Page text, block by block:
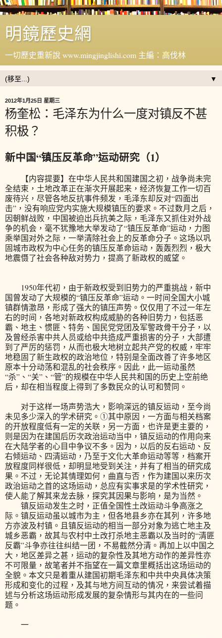
明鏡歷史網
一切歷史重新說 www.mingjinglishi.com 主編：高伐林
▼
2012年1月25日 星期三
杨奎松：毛泽东为什么一度对镇反不甚
积极？
新中国“镇压反革命”运动研究（1）
【内容提要】在中华人民共和国建国之初，战争尚未完
全结束，土地改革正在渐次开展起来，经济恢复工作一切百
废待兴，尽管各地反抗事件频发，毛泽东却反对“四面出
击”，没有响应党内实施大规模镇压的要求。不过数月之后，
因朝鲜战败，中国被迫出兵抗美之际，毛泽东又抓住对外战
争的机会，毫不犹豫地大举发动了“镇压反革命”运动，力图
乘举国对外之际，一举清除社会上的反革命分子。这场以巩
固城市政权为中心任务的镇压反革命运动，轰轰烈烈，极大
地震慑了社会各种敌对势力，提高了新政权的威望。
1950年代初，由于新政权受到旧势力的严重挑战，新中
国曾发动了大规模的“镇压反革命”运动。一时间全国大小城
镇群情激昂，形成了强大的镇压声势。仅仅用了不过一年左
右的时间，各地对新政权构成威胁的各种旧势力，包括恶
霸、地主、惯匪、特务、国民党党团及军警政骨干分子，以
及曾经杀害中共人员或给中共造成严重损害的分子，大部遭
到了严厉的惩罚，从而也极大地树立起共产党的权威，牢牢
地稳固了新生政权的政治地位，特别是全面改善了许多地区
原本十分动荡和混乱的社会秩序。因此，此一运动虽然
“杀”、“关”、“管”的规模在中华人民共和国的历史上空前绝
后，却在相当程度上得到了多数民众的认可和赞同。
对于这样一场声势浩大，影响深远的镇反运动，至今尚
未见多少深入的学术研究。①其中原因，一方面与相关档案
的开放程度低有一定的关联，另一方面，也许是更主要的，
则是因为在建国后历次政治运动当中，镇反运动的作用向来
在大陆学者的心目中争议不多。因为，以后的反右运动、反
右倾运动、四清运动，乃至于文化大革命运动等等，档案开
放程度同样很低，却明显地受到关注，并有了相当的研究成
果。不过，无论其情理如何，曲直与否，作为建国以来历次
政治运动之首的这场运动，总应有实事求是的学术性研究，
使人能了解其来龙去脉，探究其因果与影响，是为当然。
镇反运动发生之时，正值全国性土改运动斗争高涨之
际。镇反运动虽以城市为主，但各地县乡亦在其列，许多地
方亦波及村镇。且镇反运动的相当一部分对象为逃亡地主及
城乡恶霸，故其与农村中土改打杀地主恶霸以及当时的“清匪
反霸”斗争亦往往纠结一团，不易截然分清。再加上以中国之
大，地区差异之甚，运动的复杂性及其地方动作的差异性亦
不可限量，故笔者并不指望在一篇文章里概括出这场运动的
全貌。本文只是着重从建国初期毛泽东和中共中央具体决策
形成和变化的过程，及其与地方间互动的情况，来尝试着描
述与分析这场运动形成发展的复杂情形与其内在的一些问
题。
一